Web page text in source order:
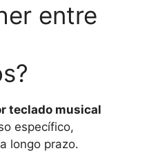
entre
teclado musical
específico,
longo prazo.